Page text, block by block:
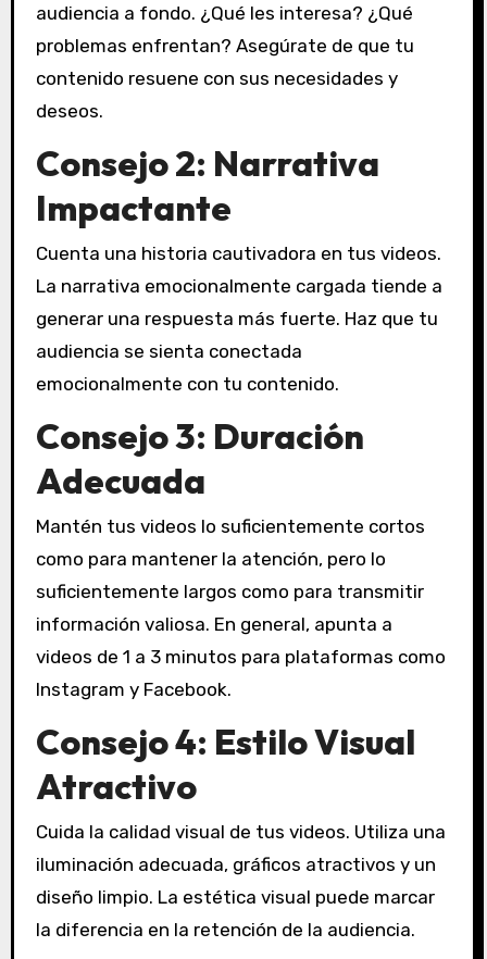
audiencia a fondo. ¿Qué les interesa? ¿Qué
problemas enfrentan? Asegúrate de que tu
contenido resuene con sus necesidades y
deseos.
Consejo 2: Narrativa
Impactante
Cuenta una historia cautivadora en tus videos.
La narrativa emocionalmente cargada tiende a
generar una respuesta más fuerte. Haz que tu
audiencia se sienta conectada
emocionalmente con tu contenido.
Consejo 3: Duración
Adecuada
Mantén tus videos lo suficientemente cortos
como para mantener la atención, pero lo
suficientemente largos como para transmitir
información valiosa. En general, apunta a
videos de 1 a 3 minutos para plataformas como
Instagram y Facebook.
Consejo 4: Estilo Visual
Atractivo
Cuida la calidad visual de tus videos. Utiliza una
iluminación adecuada, gráficos atractivos y un
diseño limpio. La estética visual puede marcar
la diferencia en la retención de la audiencia.